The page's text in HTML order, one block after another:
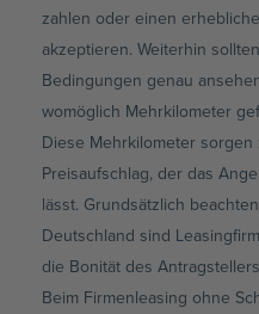
zahlen oder einen
akzeptieren. Weiterhin
Bedingungen genau
womöglich Mehrkilometer
Diese Mehrkilometer sorgen
Preisaufschlag, der das
lässt. Grundsätzlich
Deutschland sind
die Bonität des
Beim Firmenleasing ohne